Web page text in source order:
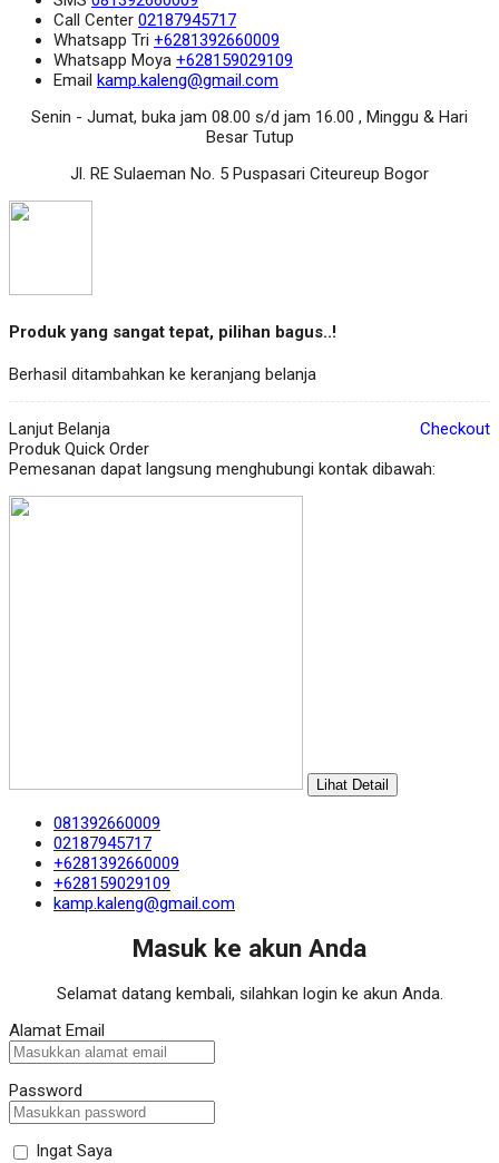
Call Center 02187945717
Whatsapp Tri +6281392660009
Whatsapp Moya +628159029109
Email kamp.kaleng@gmail.com
Senin - Jumat, buka jam 08.00 s/d jam 16.00 , Minggu & Hari
Besar Tutup
Jl. RE Sulaeman No. 5 Puspasari Citeureup Bogor
Produk yang sangat tepat, pilihan bagus..!
Berhasil ditambahkan ke keranjang belanja
Lanjut Belanja
Checkout
Produk Quick Order
Pemesanan dapat langsung menghubungi kontak dibawah:
Lihat Detail
081392660009
02187945717
+6281392660009
+628159029109
kamp.kaleng@gmail.com
Masuk ke akun Anda
Selamat datang kembali, silahkan login ke akun Anda.
Alamat Email
Password
Ingat Saya